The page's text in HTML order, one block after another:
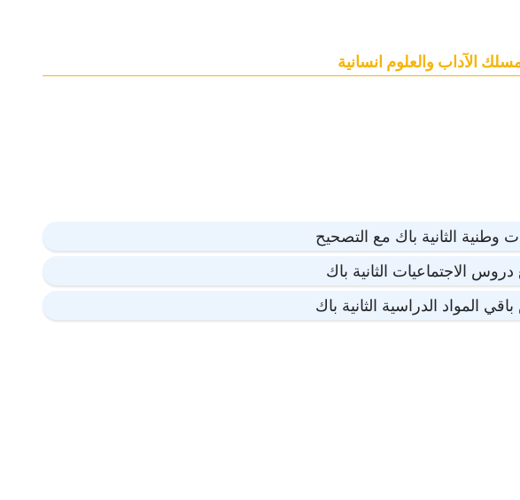
الآداب والعلوم انسانية
وطنية الثانية باك مع التصحيح
الاجتماعيات الثانية باك
المواد الدراسية الثانية باك